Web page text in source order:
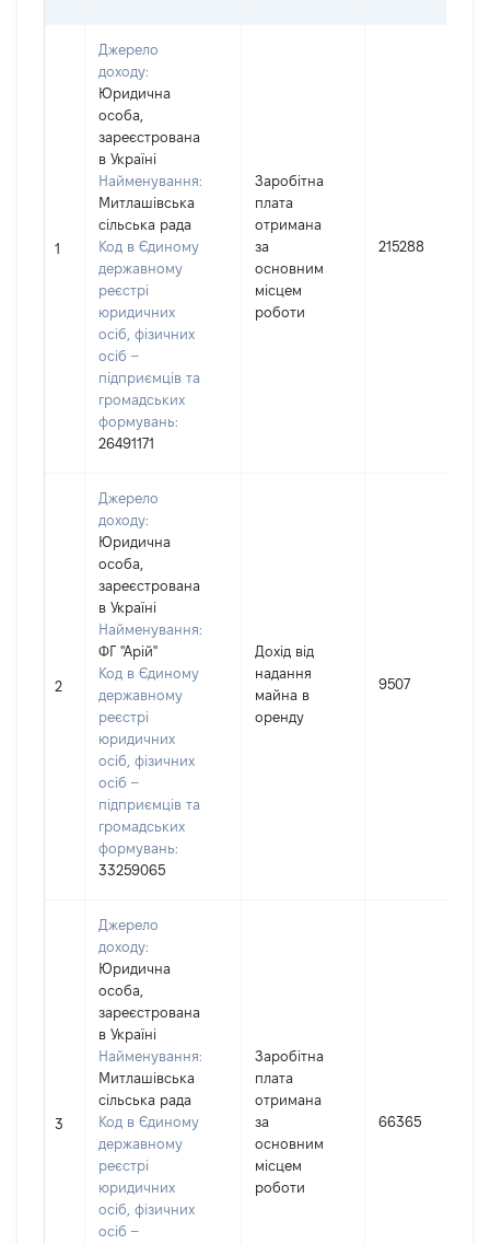
1
Джерело
доходу:
Юридична
особа,
зареєстрована
в Україні
Найменування:
Митлашівська
сільська рада
Код в Єдиному
державному
реєстрі
юридичних
осіб, фізичних
осіб –
підприємців та
громадських
формувань:
26491171
Заробітна
плата
отримана
за
основним
місцем
роботи
215288
2
Джерело
доходу:
Юридична
особа,
зареєстрована
в Україні
Найменування:
ФГ "Арій"
Код в Єдиному
державному
реєстрі
юридичних
осіб, фізичних
осіб –
підприємців та
громадських
формувань:
33259065
Дохід від
надання
майна в
оренду
9507
3
Джерело
доходу:
Юридична
особа,
зареєстрована
в Україні
Найменування:
Митлашівська
сільська рада
Код в Єдиному
державному
реєстрі
юридичних
осіб, фізичних
осіб –
Заробітна
плата
отримана
за
основним
місцем
роботи
66365